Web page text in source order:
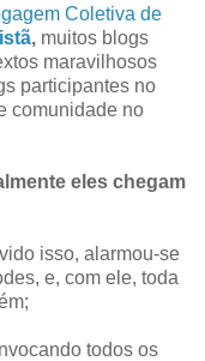
Coletiva de
, muitos blogs
maravilhosos
participantes no
comunidade no
eles chegam
isso, alarmou-se
e, com ele, toda
todos os